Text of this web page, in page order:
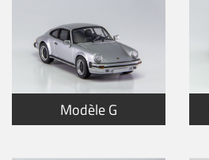
Modèle G